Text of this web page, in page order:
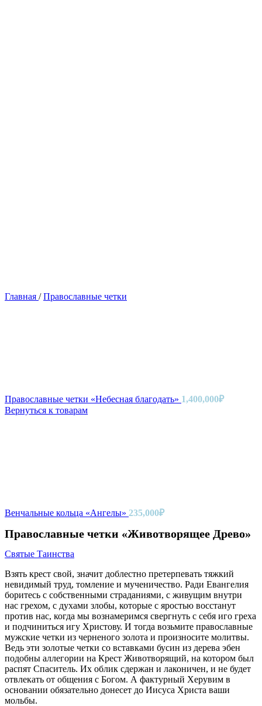
Главная / Православные четки
Православные четки «Небесная благодать» 1,400,000₽
Вернуться к товарам
Венчальные кольца «Ангелы» 235,000₽
Православные четки «Животворящее Древо»
Святые Таинства
Взять крест свой, значит доблестно претерпевать тяжкий
невидимый труд, томление и мученичество. Ради Евангелия
боритесь с собственными страданиями, с живущим внутри
нас грехом, с духами злобы, которые с яростью восстанут
против нас, когда мы вознамеримся свергнуть с себя иго греха
и подчиниться игу Христову. И тогда возьмите православные
мужские четки из черненого золота и произносите молитвы.
Ведь эти золотые четки со вставками бусин из дерева эбен
подобны аллегории на Крест Животворящий, на котором был
распят Спаситель. Их облик сдержан и лаконичен, и не будет
отвлекать от общения с Богом. А фактурный Херувим в
основании обязательно донесет до Иисуса Христа ваши
мольбы.